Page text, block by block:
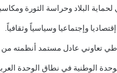
ﺍﻟﺒﻼﺩ ﻭﺣﺮﺍﺳﺔ ﺍﻟﺜﻮﺭﺓ
ﻭﺇﺟﺘﻤﺎﻋﻴﺎ ﻭﺳﻴﺎﺳﻴﺎً ﻭﺛﻘﺎﻓﻴﺎً.
ﺗﻌﺎﻭﻧﻲ ﻋﺎﺩﻝ ﻣﺴﺘﻤﺪ ﺃﻧﻈﻤﺘﻪ
ﺍﻟﻮﻃﻨﻴﺔ ﻓﻲ ﻧﻄﺎﻕ ﺍﻟﻮﺣﺪﺓ